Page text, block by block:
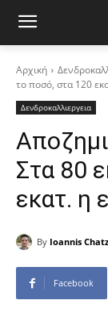
Αρχική
το ποσό, στα 120
Δενδροκαλλιεργεια
Στα 80
εκατ. η
By Ioannis
Facebook